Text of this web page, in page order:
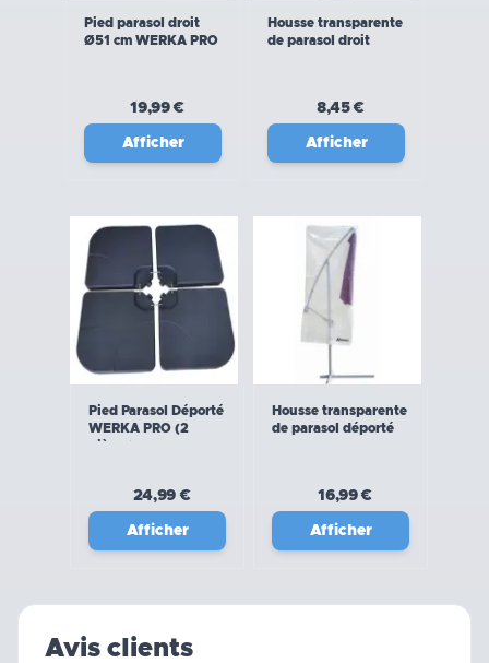
Pied parasol droit
Ø51 cm WERKA PRO
19,99 €
Afficher
Housse transparente
de parasol droit
8,45 €
Afficher
Pied Parasol Déporté
WERKA PRO (2
pièces)
24,99 €
Afficher
Housse transparente
de parasol déporté
16,99 €
Afficher
Avis clients